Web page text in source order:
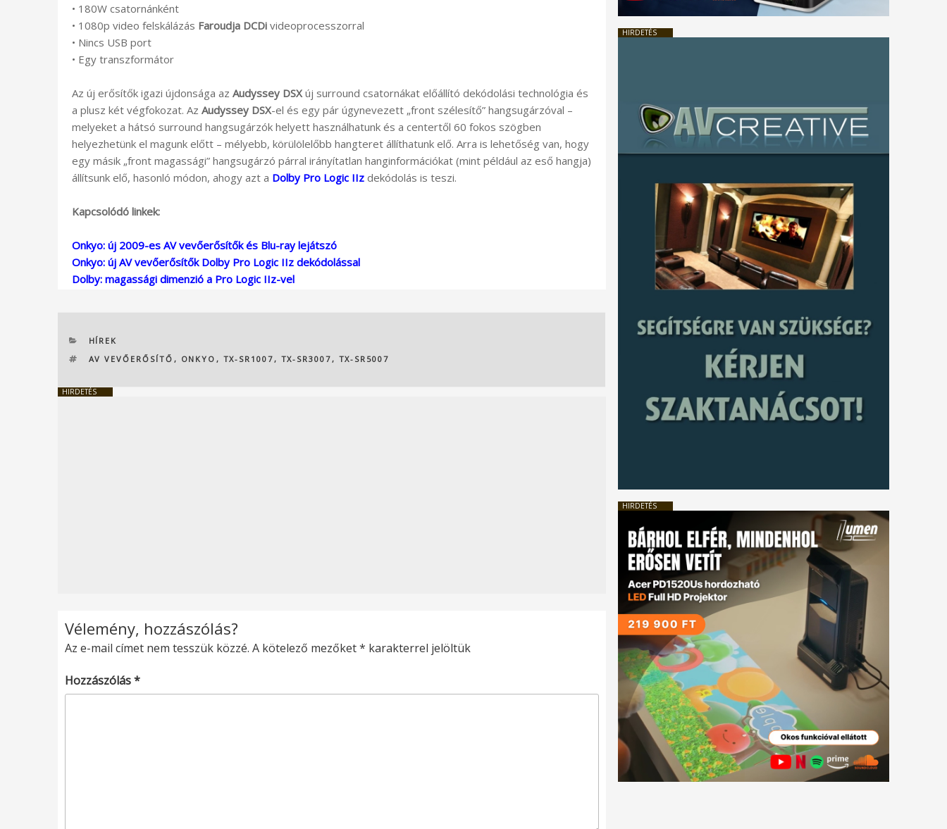
• 180W csatornánként
• 1080p video felskálázás Faroudja DCDi videoprocesszorral
• Nincs USB port
• Egy transzformátor
Az új erősítők igazi újdonsága az Audyssey DSX új surround csatornákat előállító dekódolási technológia és
a plusz két végfokozat. Az Audyssey DSX-el és egy pár úgynevezett „front szélesítő” hangsugárzóval –
melyeket a hátsó surround hangsugárzók helyett használhatunk és a centertől 60 fokos szögben
helyezhetünk el magunk előtt – mélyebb, körülölelőbb hangteret állíthatunk elő. Arra is lehetőség van, hogy
egy másik „front magassági” hangsugárzó párral irányítatlan hanginformációkat (mint például az eső hangja)
állítsunk elő, hasonló módon, ahogy azt a Dolby Pro Logic IIz dekódolás is teszi.
Kapcsolódó linkek:
Onkyo: új 2009-es AV vevőerősítők és Blu-ray lejátszó
Onkyo: új AV vevőerősítők Dolby Pro Logic IIz dekódolással
Dolby: magassági dimenzió a Pro Logic IIz-vel
KATEGÓRIÁK
HÍREK
CÍMKÉK
AV VEVŐERŐSÍTŐ , ONKYO , TX-SR1007 , TX-SR3007 , TX-SR5007
HIRDETÉS
Vélemény, hozzászólás?
Az e-mail címet nem tesszük közzé. A kötelező mezőket* karakterrel jelöltük
Hozzászólás*
HIRDETÉS
HIRDETÉS